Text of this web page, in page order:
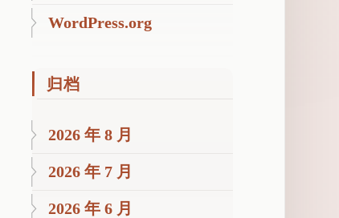
WordPress.org
归档
2026 年 8 月
2026 年 7 月
2026 年 6 月